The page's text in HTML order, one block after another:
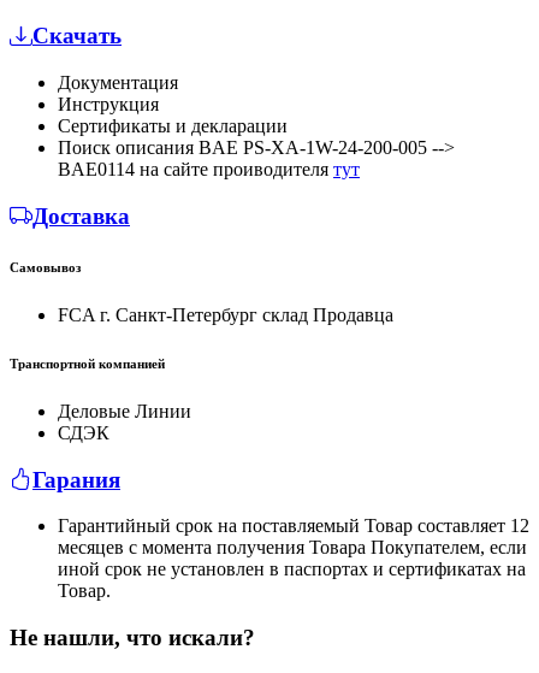
Скачать
Документация
Инструкция
Сертификаты и декларации
Поиск описания BAE PS-XA-1W-24-200-005 -->
BAE0114 на сайте проиводителя тут
Доставка
Самовывоз
FCA г. Санкт-Петербург склад Продавца
Транспортной компанией
Деловые Линии
СДЭК
Гарания
Гарантийный срок на поставляемый Товар составляет 12
месяцев с момента получения Товара Покупателем, если
иной срок не установлен в паспортах и сертификатах на
Товар.
Не нашли, что искали?